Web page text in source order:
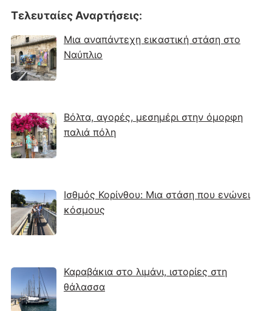
Τελευταίες Αναρτήσεις:
Μια αναπάντεχη εικαστική στάση στο
Ναύπλιο
Βόλτα, αγορές, μεσημέρι στην όμορφη
παλιά πόλη
Ισθμός Κορίνθου: Μια στάση που ενώνει
κόσμους
Καραβάκια στο λιμάνι, ιστορίες στη
θάλασσα